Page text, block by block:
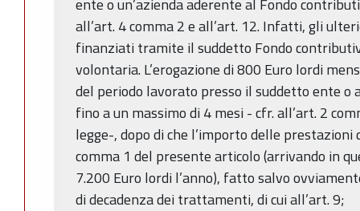
ente o un’azienda aderente al Fondo
all’art. 4 comma 2 e all’art. 12. Infatti, gli
finanziati tramite il suddetto Fondo
volontaria. L’erogazione di 800 Euro lordi
del periodo lavorato presso il suddetto ente o
fino a un massimo di 4 mesi - cfr. all’art. 2
legge-, dopo di che l’importo delle
comma 1 del presente articolo (arrivando in
7.200 Euro lordi l’anno), fatto salvo
di decadenza dei trattamenti, di cui all’art. 9;